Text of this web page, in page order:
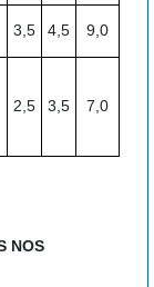
3,5 4,5 9,0
2,5 3,5 7,0
NOS